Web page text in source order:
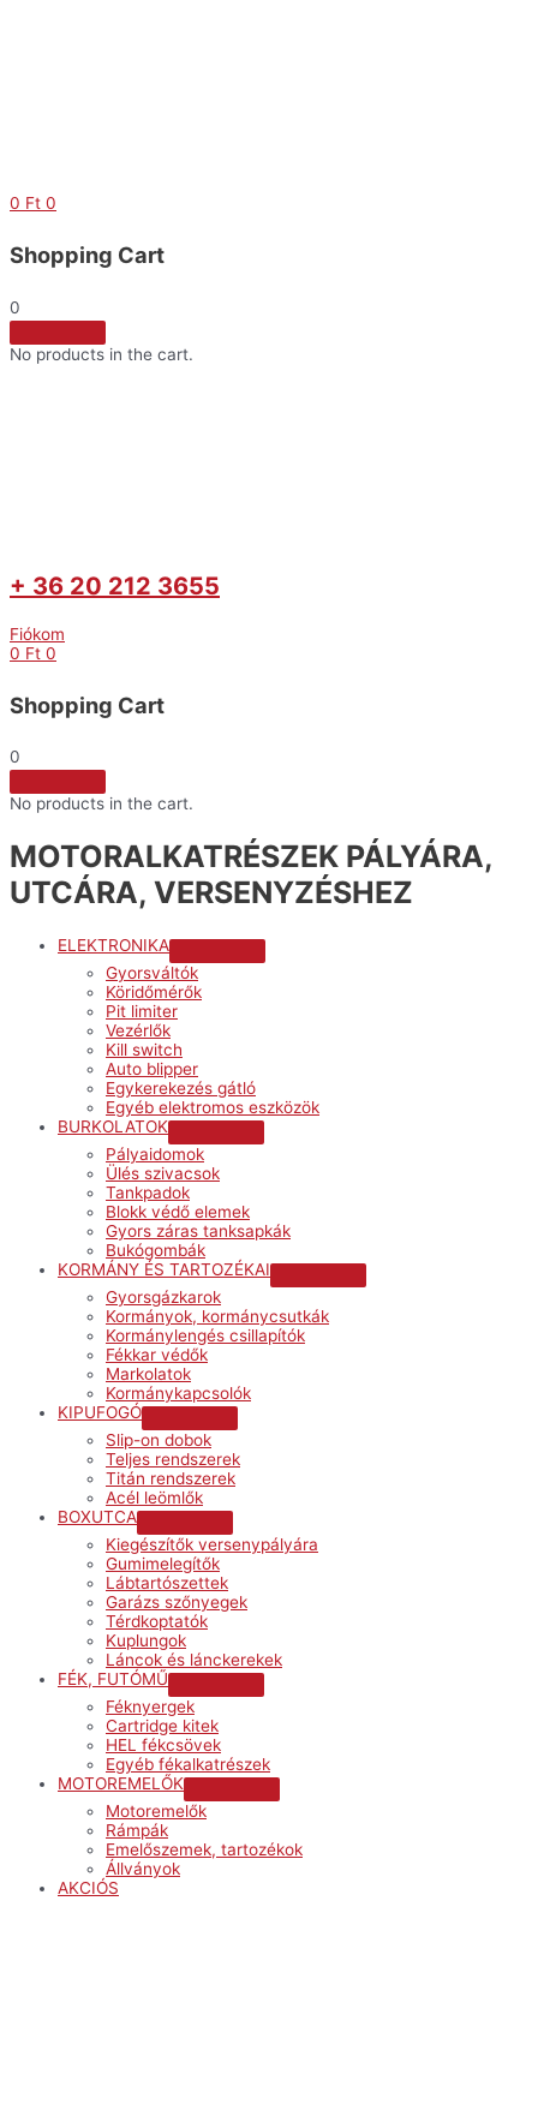
0 Ft 0
Shopping Cart
0
No products in the cart.
+ 36 20 212 3655
Fiókom
0 Ft 0
Shopping Cart
0
No products in the cart.
MOTORALKATRÉSZEK PÁLYÁRA,
UTCÁRA, VERSENYZÉSHEZ
ELEKTRONIKA
Gyorsváltók
Köridőmérők
Pit limiter
Vezérlők
Kill switch
Auto blipper
Egykerekezés gátló
Egyéb elektromos eszközök
BURKOLATOK
Pályaidomok
Ülés szivacsok
Tankpadok
Blokk védő elemek
Gyors záras tanksapkák
Bukógombák
KORMÁNY ÉS TARTOZÉKAI
Gyorsgázkarok
Kormányok, kormánycsutkák
Kormánylengés csillapítók
Fékkar védők
Markolatok
Kormánykapcsolók
KIPUFOGÓ
Toggle
Slip-on dobok
Teljes rendszerek
Titán rendszerek
Acél leömlők
BOXUTCA
Toggle
Kiegészítők versenypályára
Gumimelegítők
Lábtartószettek
Garázs szőnyegek
Térdkoptatók
Kuplungok
Láncok és lánckerekek
FÉK, FUTÓMŰ
Féknyergek
Cartridge kitek
HEL fékcsövek
Egyéb fékalkatrészek
MOTOREMELŐK
Motoremelők
Rámpák
Emelőszemek, tartozékok
Állványok
AKCIÓS